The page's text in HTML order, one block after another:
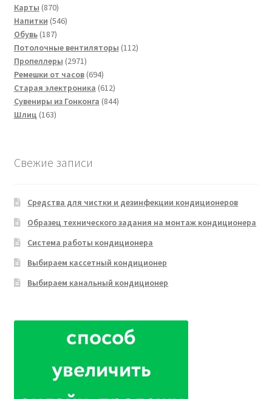
товаров
Карты 870870
товаров
Напитки 546546
Обувь 187187
товаров
Потолочные вентиляторы 112112
Пропеллеры 29712971
товар
Ремешки от часов 694694
товара
Старая электроника 612612
товаров
Сувениры из Гонконга 844844
Шлиц 163163
Свежие записи
Средства для чистки и дезинфекции кондиционеров
Образец технического задания на монтаж кондиционера
Система работы кондиционера
Выбираем кассетный кондиционер
Выбираем канальный кондиционер